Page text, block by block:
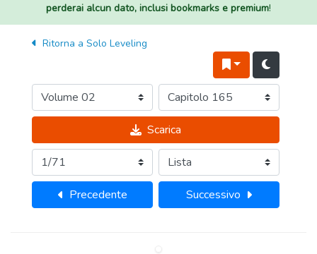
perderai alcun dato, inclusi bookmarks e premium!
Ritorna a Solo Leveling
Scarica
Precedente Successivo